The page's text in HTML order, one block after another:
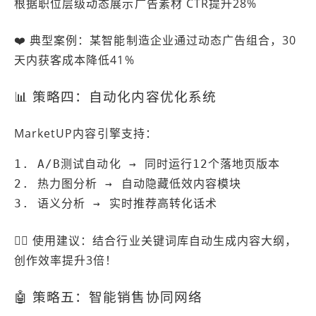
根据职位层级动态展示广告素材 CTR提升28%
❤️ 典型案例：某智能制造企业通过动态广告组合，30
天内获客成本降低41%
📊 策略四：自动化内容优化系统
MarketUP内容引擎支持：
1. A/B测试自动化 → 同时运行12个落地页版本
2. 热力图分析 → 自动隐藏低效内容模块
3. 语义分析 → 实时推荐高转化话术
👍🏻 使用建议：结合行业关键词库自动生成内容大纲，
创作效率提升3倍！
🤖 策略五：智能销售协同网络